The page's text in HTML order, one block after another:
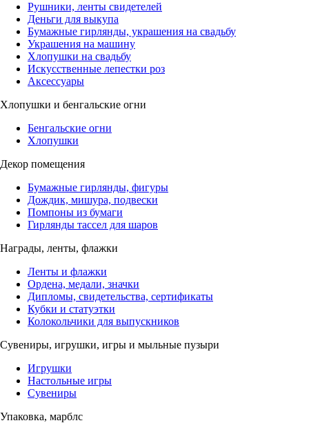
Рушники, ленты свидетелей
Деньги для выкупа
Бумажные гирлянды, украшения на свадьбу
Украшения на машину
Хлопушки на свадьбу
Искусственные лепестки роз
Аксессуары
Хлопушки и бенгальские огни
Бенгальские огни
Хлопушки
Декор помещения
Бумажные гирлянды, фигуры
Дождик, мишура, подвески
Помпоны из бумаги
Гирлянды тассел для шаров
Награды, ленты, флажки
Ленты и флажки
Ордена, медали, значки
Дипломы, свидетельства, сертификаты
Кубки и статуэтки
Колокольчики для выпускников
Сувениры, игрушки, игры и мыльные пузыри
Игрушки
Настольные игры
Сувениры
Упаковка, марблс